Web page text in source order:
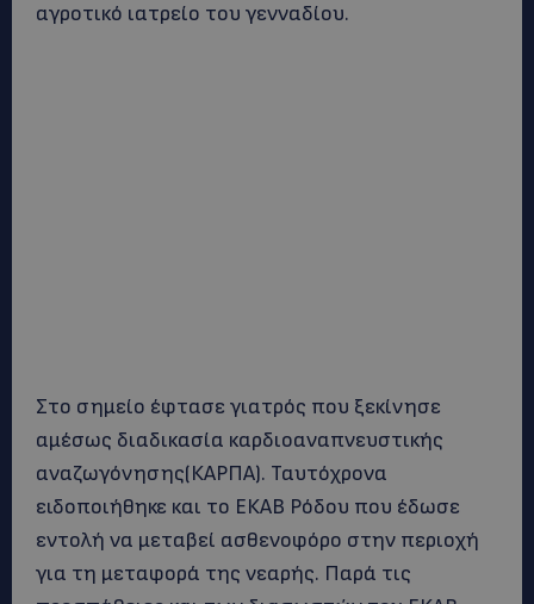
αγροτικό ιατρείο του γενναδίου.
Στο σημείο έφτασε γιατρός που ξεκίνησε
αμέσως διαδικασία καρδιοαναπνευστικής
αναζωγόνησης(ΚΑΡΠΑ). Ταυτόχρονα
ειδοποιήθηκε και το ΕΚΑΒ Ρόδου που έδωσε
εντολή να μεταβεί ασθενοφόρο στην περιοχή
για τη μεταφορά της νεαρής. Παρά τις